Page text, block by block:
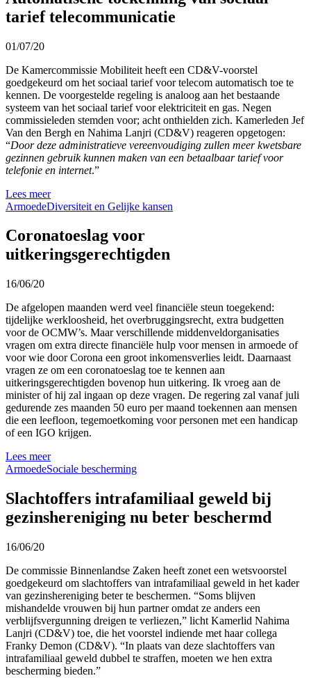
tarief telecommunicatie
01/07/20
De Kamercommissie Mobiliteit heeft een CD&V-voorstel
goedgekeurd om het sociaal tarief voor telecom automatisch toe te
kennen. De voorgestelde regeling is analoog aan het bestaande
systeem van het sociaal tarief voor elektriciteit en gas. Negen
commissieleden stemden voor; acht onthielden zich. Kamerleden Jef
Van den Bergh en Nahima Lanjri (CD&V) reageren opgetogen:
“Door deze administratieve vereenvoudiging zullen meer kwetsbare
gezinnen gebruik kunnen maken van een betaalbaar tarief voor
telefonie en internet.”
Lees meer
ArmoedeDiversiteit en Gelijke kansen
Coronatoeslag voor
uitkeringsgerechtigden
16/06/20
De afgelopen maanden werd veel financiële steun toegekend:
tijdelijke werkloosheid, het overbruggingsrecht, extra budgetten
voor de OCMW’s. Maar verschillende middenveldorganisaties
vragen om extra directe financiële hulp voor mensen in armoede of
voor wie door Corona een groot inkomensverlies leidt. Daarnaast
vragen ze om een coronatoeslag toe te kennen aan
uitkeringsgerechtigden bovenop hun uitkering. Ik vroeg aan de
minister of hij zal ingaan op deze vragen. De regering zal vanaf juli
gedurende zes maanden 50 euro per maand toekennen aan mensen
die een leefloon, tegemoetkoming voor personen met een handicap
of een IGO krijgen.
Lees meer
ArmoedeSociale bescherming
Slachtoffers intrafamiliaal geweld bij
gezinshereniging nu beter beschermd
16/06/20
De commissie Binnenlandse Zaken heeft zonet een wetsvoorstel
goedgekeurd om slachtoffers van intrafamiliaal geweld in het kader
van gezinshereniging beter te beschermen. “Soms blijven
mishandelde vrouwen bij hun partner omdat ze anders een
verblijfsvergunning dreigen te verliezen,” licht Kamerlid Nahima
Lanjri (CD&V) toe, die het voorstel indiende met haar collega
Franky Demon (CD&V). “In plaats van deze slachtoffers van
intrafamiliaal geweld dubbel te straffen, moeten we hen extra
bescherming bieden.”